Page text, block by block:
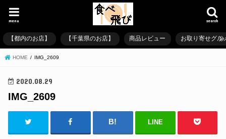
search
menu
【都内のお店】 【千葉県のお店】 商品レビュー お取り寄せグル
HOME IMG_2609
2020.08.29
IMG_2609
LINE